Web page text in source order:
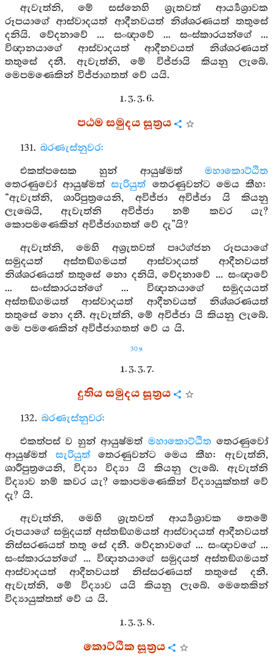
ඇවැත්නි, මේ සස්නෙහි ශ්‍රැතවත් ආර්‍ය්‍යශ්‍රාවක
රූපයාගේ ආස්වාදයත් ආදීනවයත් නිශ්ශරණයත් තතුසේ
දනියි. වේදනාවේ ... සංඥාවේ ... සංස්කාරයන්ගේ ...
විඥානයාගේ ආස්වාදයත් ආදීනවයත් නිශ්ශරණයත්
තතුසේ දනී. ඇවැත්නි, මේ විජ්ජායි කියනු ලැබේ.
මෙපමණෙකින් විජ්ජාගතත් වේ යයි.
1. 3. 3. 6.
පඨම සමුදය සූත්‍රය
131. බරණැස්නුවර:
එකත්පසෙක හුන් ආයුෂ්මත් මහාකොට්ඨිත
තෙරණුවෝ ආයුෂ්මත්සැරියුත්තෙරණුවන්ට මෙය කීහ:
“ඇවැත්නි, ශාරිපුත්‍රයෙනි, අවිජ්ජා අවිජ්ජා යි කියනු
ලැබෙයි, ඇවැත්නි අවිජ්ජා නම් කවර යැ?
කොපමණෙකින් අවිජ්ජාගතත් වේ දැ”යි?
ඇවැත්නි, මෙහි අශ්‍රැතවත් පෘථග්ජන රූපයාගේ
සමුදයත් අස්තඞ්ගමයත් ආස්වාදයත් ආදීනවයත්
නිශ්ශරණයත් තතුසේ නො දනියි, වේදනාවේ ... සංඥාවේ
... සංස්කාරයන්ගේ ... විඥානයාගේ සමුදයයත්
අස්තඞ්ගමයත් ආස්වාදයත් ආදීනවයත් නිශ්ශරණයත්
තතුසේ නො දනී. ඇවැත්නි, මේ අවිජ්ජා යි කියනු ලැබේ.
මෙ පමණෙකින් අවිජ්ජාගතත් වේ ය යි.
309
1. 3. 3. 7.
දුතිය සමුදය සූත්‍රය
132. බරණැස්නුවර:
එකත්පස් ව හුන් ආයුෂ්මත් මහාකොට්ඨිත තෙරණුවෝ
ආයුෂ්මත් සැරියුත්තෙරණුවන්ට මෙය කීහ: ඇවැත්නි,
ශාරීපුත්‍රයෙනි, විද්‍යා විද්‍යා යි කියනු ලැබේ. ඇවැත්නි
විද්‍යාව නම් කවර යැ? කොපමණෙකින් විද්‍යායුක්තත් වේ
දැ? යි.
ඇවැත්නි, මෙහි ශ්‍රැතවත් ආර්‍ය්‍යශ්‍රාවක තෙමේ
රූපයාගේ සමුදයත් අස්තඞ්ගමයත් ආස්වාදයත් ආදීනවයත්
නිස්සරණයත් තතු සේ දනී. වේදනාවගේ ... සංඥාවගේ ...
සංස්කාරයන්ගේ ... විඥානයාගේ සමුදයත් අස්තඞ්ගමයත්
ආස්වාදයත් ආදීනවයත් නිස්සරණයත් තතුසේ දනී.
ඇවැත්නි, මේ විද්‍යාව යයි කියනු ලැබේ. මෙතෙකින්
විද්‍යායුක්තත් වේ ය යි.
1. 3. 3. 8.
කොට්ඨික සූත්‍රය